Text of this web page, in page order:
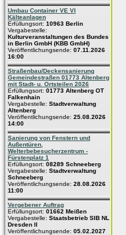
Umbau Container VE VI
Kälteanlagen
Erfüllungsort: 10963 Berlin
Vergabestelle:
Kulturveranstaltungen des Bundes
in Berlin GmbH (KBB GmbH)
Veröffentlichungsende: 07.11.2026
16:00
Straßenbau/Deckensanierung
Gemeindestraßen 01773 Altenberg
mit Stadt- u. Ortsteilen 2026
Erfüllungsort: 01773 Altenberg OT
Falkenhain
Vergabestelle: Stadtverwaltung
Altenberg
Veröffentlichungsende: 25.08.2026
14:00
Sanierung von Fenstern und
Außentüren,
Welterbebesucherzentrum -
Fürstenplatz 1
Erfüllungsort: 08289 Schneeberg
Vergabestelle: Stadtverwaltung
Schneeberg
Veröffentlichungsende: 28.08.2026
11:00
Vergebener Auftrag
Erfüllungsort: 01662 Meißen
Vergabestelle: Staatsbetrieb SIB NL
Dresden II
Veröffentlichungsende: 05.02.2027